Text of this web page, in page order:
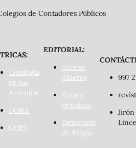
de Contadores Públicos
Tipología
de los
Artículos
DORA
COPE
EDITORIAL:
Acceso
Abierto
Ética y
prácticas
Detección
de Plágio
997
Jirón